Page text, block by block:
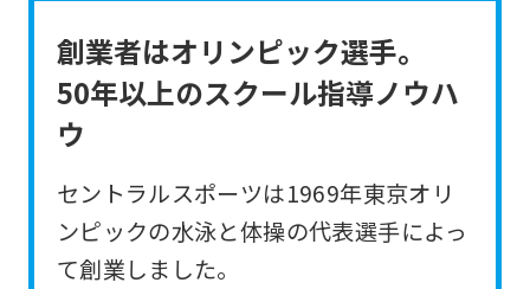
創業者はオリンピック選手。
50年以上のスクール指導ノウハ
ウ
セントラルスポーツは1969年東京オリ
ンピックの水泳と体操の代表選手によっ
て創業しました。